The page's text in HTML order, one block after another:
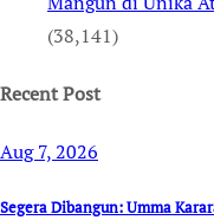
(38,141)
Recent Post
Aug 7, 2026
Segera Dibangun: Umma